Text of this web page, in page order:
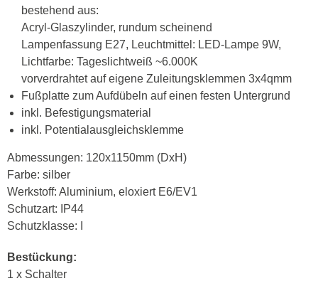
bestehend aus:
Acryl-Glaszylinder, rundum scheinend
Lampenfassung E27, Leuchtmittel: LED-Lampe 9W,
Lichtfarbe: Tageslichtweiß ~6.000K
vorverdrahtet auf eigene Zuleitungsklemmen 3x4qmm
Fußplatte zum Aufdübeln auf einen festen Untergrund
inkl. Befestigungsmaterial
inkl. Potentialausgleichsklemme
Abmessungen: 120x1150mm (DxH)
Farbe: silber
Werkstoff: Aluminium, eloxiert E6/EV1
Schutzart: IP44
Schutzklasse: I
Bestückung:
1 x Schalter